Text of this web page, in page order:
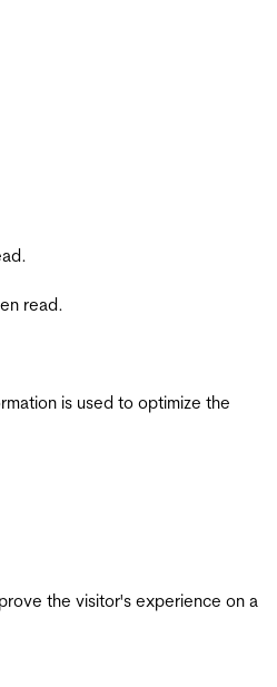
read.
is used to optimize the
the visitor's experience on a